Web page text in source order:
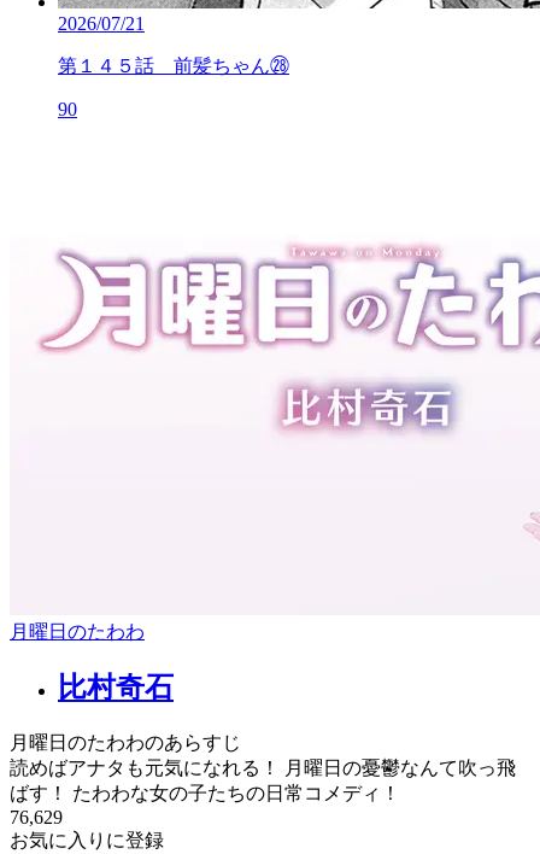
2026/07/21
第１４５話 前髪ちゃん㉘
90
月曜日のたわわ
比村奇石
月曜日のたわわのあらすじ
読めばアナタも元気になれる！ 月曜日の憂鬱なんて吹っ飛
ばす！ たわわな女の子たちの日常コメディ！
76,629
お気に入りに登録